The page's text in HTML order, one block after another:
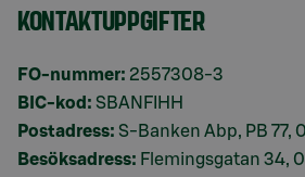
KONTAKTUPPGIFTER
FO-nummer: 2557308-3
BIC-kod: SBANFIHH
Postadress: S-Banken Abp, PB 77,
Besöksadress: Flemingsgatan 34,